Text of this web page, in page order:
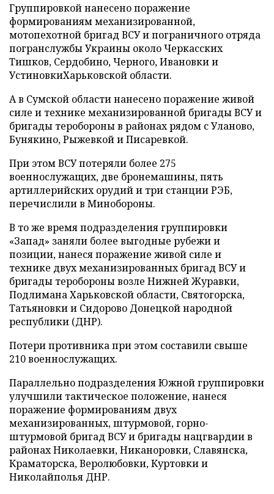
Группировкой нанесено поражение
формированиям механизированной,
мотопехотной бригад ВСУ и пограничного отряда
погранслужбы Украины около Черкасских
Тишков, Сердобино, Черного, Ивановки и
УстиновкиХарьковской области.
А в Сумской области нанесено поражение живой
силе и технике механизированной бригады ВСУ и
бригады теробороны в районах рядом с Уланово,
Бунякино, Рыжевкой и Писаревкой.
При этом ВСУ потеряли более 275
военнослужащих, две бронемашины, пять
артиллерийских орудий и три станции РЭБ,
перечислили в Минобороны.
В то же время подразделения группировки
«Запад» заняли более выгодные рубежи и
позиции, нанеся поражение живой силе и
технике двух механизированных бригад ВСУ и
бригады теробороны возле Нижней Журавки,
Подлимана Харьковской области, Святогорска,
Татьяновки и Сидорово Донецкой народной
республики (ДНР).
Потери противника при этом составили свыше
210 военнослужащих.
Параллельно подразделения Южной группировки
улучшили тактическое положение, нанеся
поражение формированиям двух
механизированных, штурмовой, горно-
штурмовой бригад ВСУ и бригады нацгвардии в
районах Николаевки, Никаноровки, Славянска,
Краматорска, Веролюбовки, Куртовки и
Николайполья ДНР.